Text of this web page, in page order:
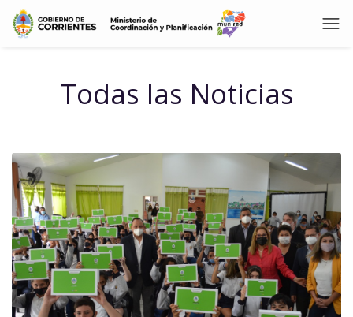
Todas las Noticias